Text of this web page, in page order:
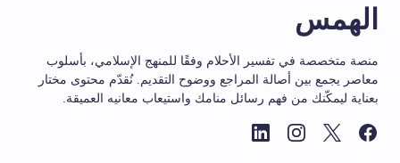
الهمس
منصة متخصصة في تفسير الأحلام وفقًا للمنهج الإسلامي، بأسلوب
معاصر يجمع بين أصالة المراجع ووضوح التقديم. نُقدّم محتوى مختار
بعناية ليمكّنك من فهم رسائل منامك واستيعاب معانيه العميقة.